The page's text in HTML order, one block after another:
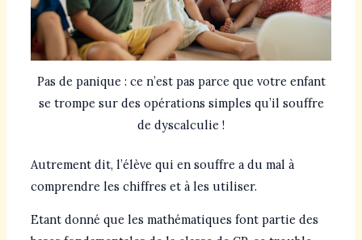
Pas de panique : ce n’est pas parce que votre enfant
se trompe sur des opérations simples qu’il souffre
de dyscalculie !
Autrement dit, l’élève qui en souffre a du mal à
comprendre les chiffres et à les utiliser.
Etant donné que les mathématiques font partie des